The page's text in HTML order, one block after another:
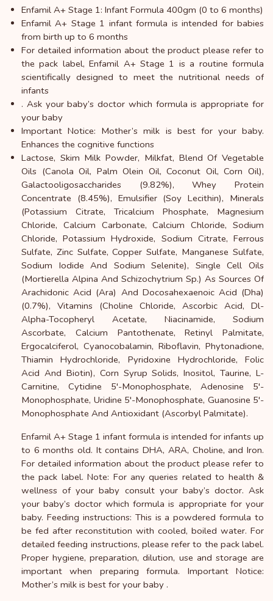
Enfamil A+ Stage 1: Infant Formula 400gm (0 to 6 months)
Enfamil A+ Stage 1 infant formula is intended for babies
from birth up to 6 months
For detailed information about the product please refer to
the pack label, Enfamil A+ Stage 1 is a routine formula
scientifically designed to meet the nutritional needs of
infants
. Ask your baby’s doctor which formula is appropriate for
your baby
Important Notice: Mother’s milk is best for your baby.
Enhances the cognitive functions
Lactose, Skim Milk Powder, Milkfat, Blend Of Vegetable
Oils (Canola Oil, Palm Olein Oil, Coconut Oil, Corn Oil),
Galactooligosaccharides (9.82%), Whey Protein
Concentrate (8.45%), Emulsifier (Soy Lecithin), Minerals
(Potassium Citrate, Tricalcium Phosphate, Magnesium
Chloride, Calcium Carbonate, Calcium Chloride, Sodium
Chloride, Potassium Hydroxide, Sodium Citrate, Ferrous
Sulfate, Zinc Sulfate, Copper Sulfate, Manganese Sulfate,
Sodium Iodide And Sodium Selenite), Single Cell Oils
(Mortierella Alpina And Schizochytrium Sp.) As Sources Of
Arachidonic Acid (Ara) And Docosahexaenoic Acid (Dha)
(0.7%), Vitamins (Choline Chloride, Ascorbic Acid, Dl-
Alpha-Tocopheryl Acetate, Niacinamide, Sodium
Ascorbate, Calcium Pantothenate, Retinyl Palmitate,
Ergocalciferol, Cyanocobalamin, Riboflavin, Phytonadione,
Thiamin Hydrochloride, Pyridoxine Hydrochloride, Folic
Acid And Biotin), Corn Syrup Solids, Inositol, Taurine, L-
Carnitine, Cytidine 5'-Monophosphate, Adenosine 5'-
Monophosphate, Uridine 5'-Monophosphate, Guanosine 5'-
Monophosphate And Antioxidant (Ascorbyl Palmitate).
Enfamil A+ Stage 1 infant formula is intended for infants up
to 6 months old. It contains DHA, ARA, Choline, and Iron.
For detailed information about the product please refer to
the pack label. Note: For any queries related to health &
wellness of your baby consult your baby’s doctor. Ask
your baby’s doctor which formula is appropriate for your
baby. Feeding instructions: This is a powdered formula to
be fed after reconstitution with cooled, boiled water. For
detailed feeding instructions, please refer to the pack label.
Proper hygiene, preparation, dilution, use and storage are
important when preparing formula. Important Notice:
Mother’s milk is best for your baby .